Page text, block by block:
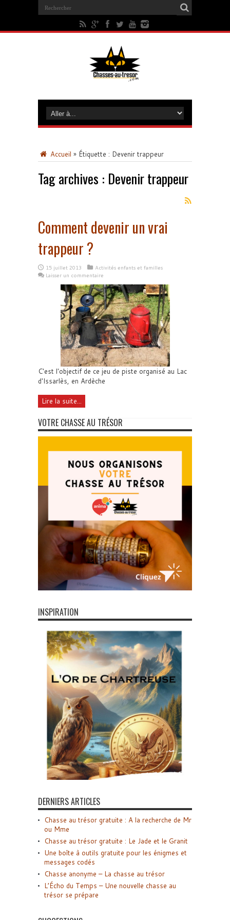
Accueil » Étiquette : Devenir trappeur
Tag archives : Devenir trappeur
Comment devenir un vrai
trappeur ?
15 juillet 2013
Activités enfants et familles
Laisser un commentaire
C'est l'objectif de ce jeu de piste organisé au Lac
d'Issarlès, en Ardèche
Lire la suite...
VOTRE CHASSE AU TRÉSOR
INSPIRATION
DERNIERS ARTICLES
Chasse au trésor gratuite : A la recherche de Mr
ou Mme
Chasse au trésor gratuite : Le Jade et le Granit
Une boîte à outils gratuite pour les énigmes et
messages codés
Chasse anonyme – La chasse au trésor
L’Écho du Temps – Une nouvelle chasse au
trésor se prépare